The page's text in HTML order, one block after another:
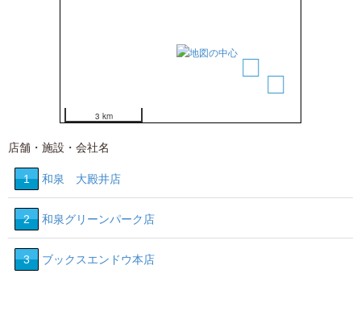
3 km
店舗・施設・会社名
1 和泉 大殿井店
2 和泉グリーンパーク店
3 ブックスエンドウ本店